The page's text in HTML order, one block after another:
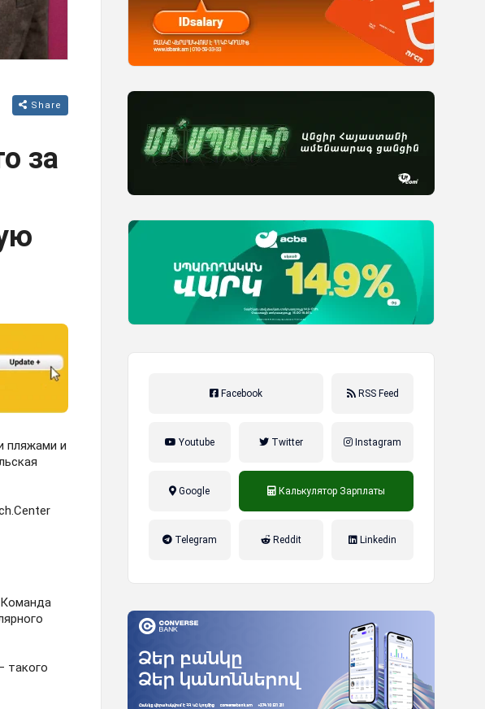
Share
за
пляжами и
такого
Facebook RSS Feed
Youtube Twitter Instagram
Google Калькулятор Зарплаты
Telegram Reddit Linkedin